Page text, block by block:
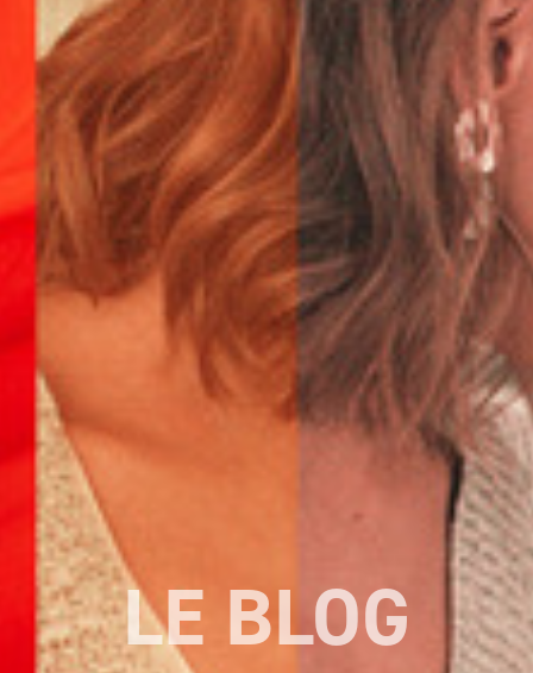
LE BLOG